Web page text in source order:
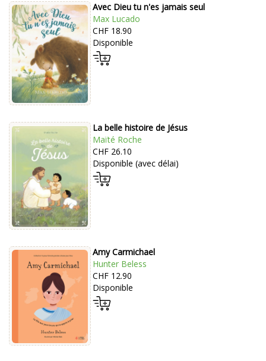
Avec Dieu tu n'es jamais seul
Max Lucado
CHF 18.90
Disponible
La belle histoire de Jésus
Maïté Roche
CHF 26.10
Disponible (avec délai)
Amy Carmichael
Hunter Beless
CHF 12.90
Disponible